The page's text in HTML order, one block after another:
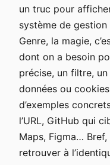
un truc pour
système de gestion
Genre, la magie,
dont on a besoin
précise, un filtre,
données ou
d’exemples
l’URL, GitHub qui
Maps, Figma…
retrouver à